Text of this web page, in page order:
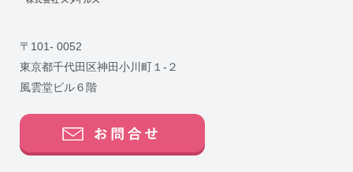
〒101- 0052
東京都千代田区神田小川町１-２
風雲堂ビル６階